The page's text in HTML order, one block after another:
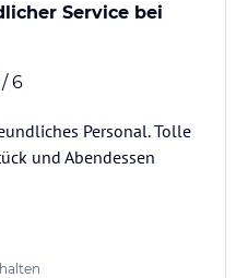
Service bei
/ 6
Personal. Tolle
und Abendessen